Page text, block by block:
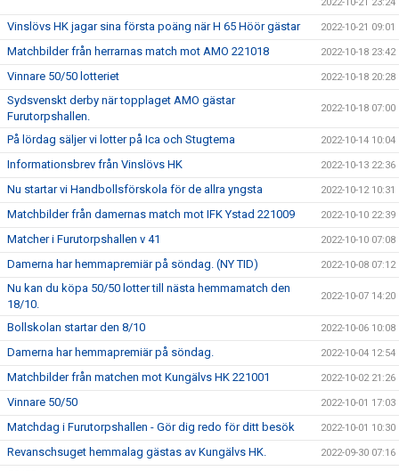
Vinslövs HK jagar sina första poäng när H 65 Höör gästar 2022-10-21 09:01
Matchbilder från herrarnas match mot AMO 221018 2022-10-18 23:42
Vinnare 50/50 lotteriet 2022-10-18 20:28
Sydsvenskt derby när topplaget AMO gästar
Furutorpshallen.
2022-10-18 07:00
På lördag säljer vi lotter på Ica och Stugtema 2022-10-14 10:04
Informationsbrev från Vinslövs HK 2022-10-13 22:36
Nu startar vi Handbollsförskola för de allra yngsta 2022-10-12 10:31
Matchbilder från damernas match mot IFK Ystad 221009 2022-10-10 22:39
Matcher i Furutorpshallen v 41 2022-10-10 07:08
Damerna har hemmapremiär på söndag. (NY TID) 2022-10-08 07:12
Nu kan du köpa 50/50 lotter till nästa hemmamatch den
18/10.
2022-10-07 14:20
Bollskolan startar den 8/10 2022-10-06 10:08
Damerna har hemmapremiär på söndag. 2022-10-04 12:54
Matchbilder från matchen mot Kungälvs HK 221001 2022-10-02 21:26
Vinnare 50/50 2022-10-01 17:03
Matchdag i Furutorpshallen - Gör dig redo för ditt besök 2022-10-01 10:30
Revanschsuget hemmalag gästas av Kungälvs HK. 2022-09-30 07:16